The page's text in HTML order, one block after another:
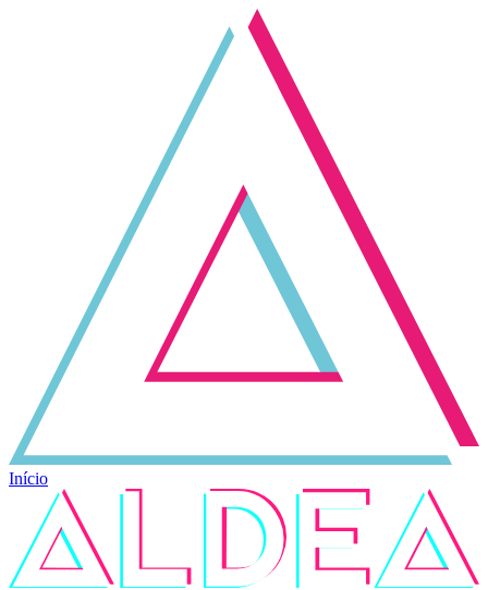
Início